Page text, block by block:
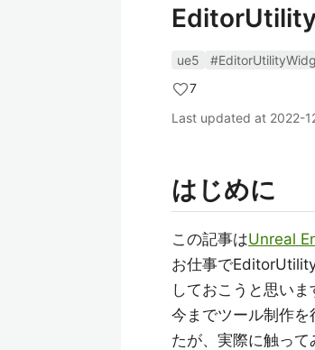
ue5
7
Last updated at 2022-
はじめに
この記事はUnreal
お仕事で
しておこうと思いま
今までツール制作
たが、実際に触っ